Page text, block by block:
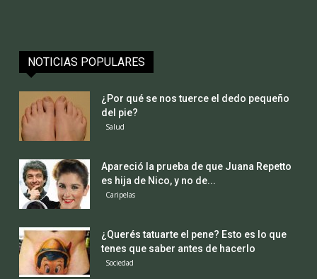
NOTICIAS POPULARES
¿Por qué se nos tuerce el dedo pequeño
del pie?
Salud
Apareció la prueba de que Juana Repetto
es hija de Nico, y no de...
Caripelas
¿Querés tatuarte el pene? Esto es lo que
tenes que saber antes de hacerlo
Sociedad